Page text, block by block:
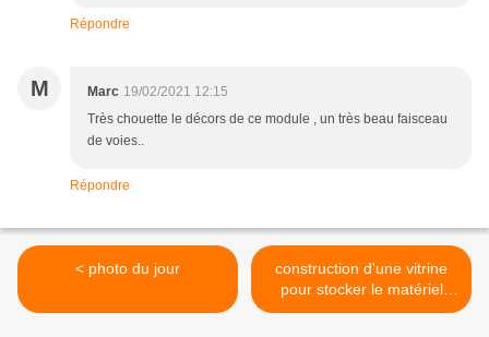
Répondre
M Marc 19/02/2021 12:15
Très chouette le décors de ce module , un très beau faisceau
de voies..
Répondre
< photo du jour
construction d'une vitrine
pour stocker le matériel
roulant N >